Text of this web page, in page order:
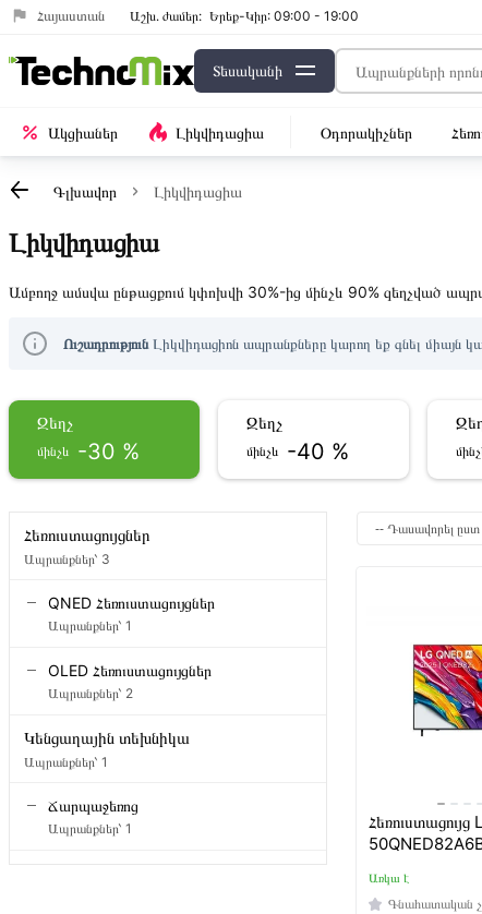
Հայաստան Աշխ․ ժամեր: Երեք-Կիր: 09:00 - 19:00
Տեսականի
Ակցիաներ Լիկվիդացիա Օդորակիչներ
Գլխավոր Լիկվիդացիա
Լիկվիդացիա
Ամբողջ ամսվա ընթացքում կփոխվի 30%-ից մինչև 90% զեղչված
Ուշադրություն Լիկվիդացիոն ապրանքները կարող եք գնել միայն
Զեղչ
մինչև -30 %
Զեղչ
մինչև -40 %
Հեռուստացույցներ
Ապրանքներ՝ 3
QNED Հեռուստացույցներ
Ապրանքներ՝ 1
OLED Հեռուստացույցներ
Ապրանքներ՝ 2
Կենցաղային տեխնիկա
Ապրանքներ՝ 1
Ճարպաջեռոց
Ապրանքներ՝ 1
Հեռուստացույց
Առկա է
Գնահատական